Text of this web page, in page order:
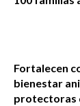
Fortalecen
bienestar
protectoras